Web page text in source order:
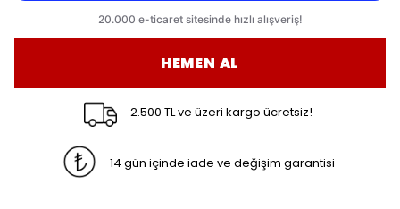
HEMEN AL
2.500 TL ve üzeri kargo ücretsiz!
14 gün içinde iade ve değişim garantisi